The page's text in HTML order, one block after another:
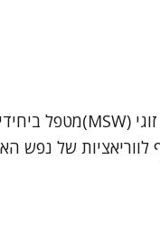
לווריאציות של נפש